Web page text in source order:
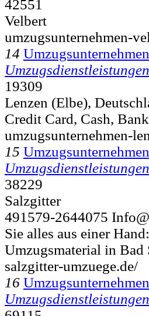
42551
Velbert
umzugsunternehmen-
14
Umzugsdienstleistungen
19309
Lenzen (Elbe),
Credit Card, Cash,
umzugsunternehmen-
15
Umzugsdienstleistungen
38229
Salzgitter
491579-2644075
Sie alles aus einer
Umzugsmaterial in Bad
salzgitter-umzuege.de/
16
Umzugsdienstleistungen